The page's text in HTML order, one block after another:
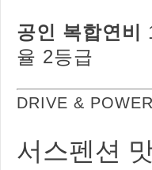
공인 복합연비
율 2등급
DRIVE &
서스펜션